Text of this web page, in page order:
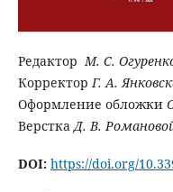
Редактор М. С.
КорректорГ. А.
Оформление обложки
ВерсткаД. В.
DOI: https://doi.org/